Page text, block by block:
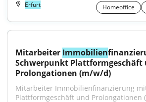
Erfurt Homeoffice
Mitarbeiter Immobilien
Schwerpunkt Plattformgeschäft
Prolongationen (m/w/d)
Mitarbeiter Immobilienfinanzierung
Plattformgeschäft und Prolongationen